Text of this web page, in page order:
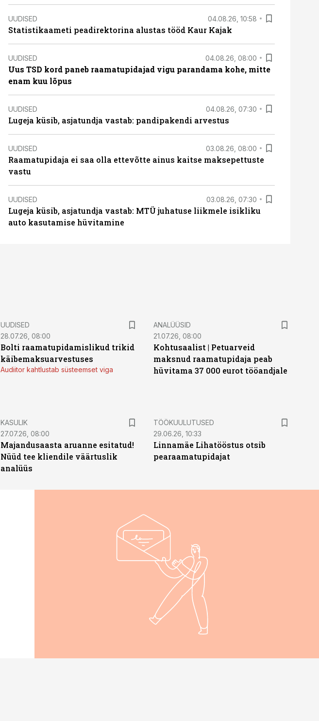
UUDISED 04.08.26, 10:58
Statistikaameti peadirektorina alustas tööd Kaur Kajak
UUDISED 04.08.26, 08:00
Uus TSD kord paneb raamatupidajad vigu parandama kohe, mitte
enam kuu lõpus
UUDISED 04.08.26, 07:30
Lugeja küsib, asjatundja vastab: pandipakendi arvestus
UUDISED 03.08.26, 08:00
Raamatupidaja ei saa olla ettevõtte ainus kaitse maksepettuste
vastu
UUDISED 03.08.26, 07:30
Lugeja küsib, asjatundja vastab: MTÜ juhatuse liikmele isikliku
auto kasutamise hüvitamine
UUDISED
28.07.26, 08:00
Bolti raamatupidamislikud trikid
käibemaksuarvestuses
Audiitor kahtlustab süsteemset viga
ANALÜÜSID
21.07.26, 08:00
Kohtusaalist | Petuarveid
maksnud raamatupidaja peab
hüvitama 37 000 eurot tööandjale
KASULIK
27.07.26, 08:00
Majandusaasta aruanne esitatud!
Nüüd tee kliendile väärtuslik
analüüs
ST
TÖÖKUULUTUSED
29.06.26, 10:33
Linnamäe Lihatööstus otsib
pearaamatupidajat